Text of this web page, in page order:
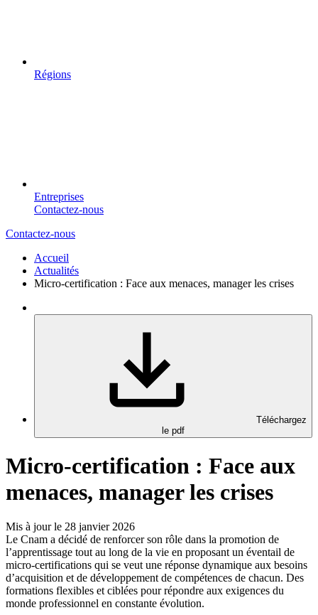
Régions
Entreprises
Contactez-nous
Contactez-nous
Accueil
Actualités
Micro-certification : Face aux menaces, manager les crises
Téléchargez
le pdf
Micro-certification : Face aux
menaces, manager les crises
Mis à jour le 28 janvier 2026
Le Cnam a décidé de renforcer son rôle dans la promotion de
l’apprentissage tout au long de la vie en proposant un éventail de
micro-certifications qui se veut une réponse dynamique aux besoins
d’acquisition et de développement de compétences de chacun. Des
formations flexibles et ciblées pour répondre aux exigences du
monde professionnel en constante évolution.